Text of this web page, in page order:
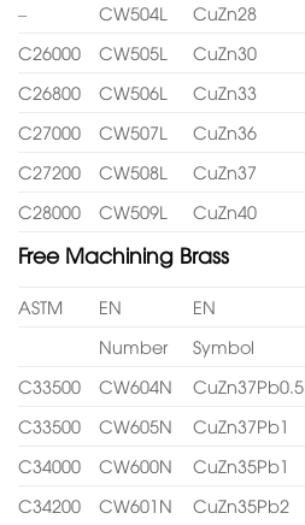
–
CW504L CuZn28
C26000
CW505L CuZn30
C26800
CW506L CuZn33
C27000
CW507L CuZn36
C27200
CW508L CuZn37
C28000
CW509L CuZn40
Free Machining Brass
ASTM EN EN
Number
Symbol
C33500
CW604N CuZn37Pb0.5
C33500
CW605N CuZn37Pb1
C34000
CW600N CuZn35Pb1
C34200
CW601N CuZn35Pb2